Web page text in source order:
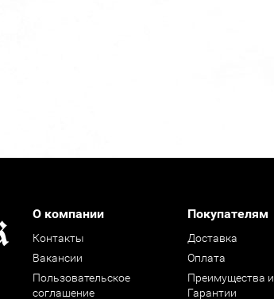
О компании
Контакты
Вакансии
Пользовательское
соглашение
Покупателям
Доставка
Оплата
Преимущества и
Гарантии